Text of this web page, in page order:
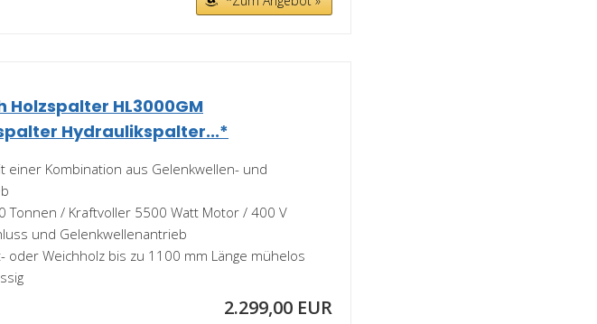
Holzspalter HL3000GM
Hydraulikspalter...*
einer Kombination aus Gelenkwellen- und
Tonnen / Kraftvoller 5500 Watt Motor / 400 V
und Gelenkwellenantrieb
oder Weichholz bis zu 1100 mm Länge mühelos
2.299,00 EUR